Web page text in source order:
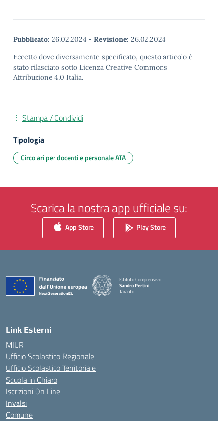
Pubblicato: 26.02.2024 - Revisione: 26.02.2024
Eccetto dove diversamente specificato, questo articolo è
stato rilasciato sotto Licenza Creative Commons
Attribuzione 4.0 Italia.
Stampa / Condividi
Tipologia
Circolari per docenti e personale ATA
Scarica la nostra app ufficiale su:
App Store Play Store
Istituto Comprensivo
Sandro Pertini
Taranto
Link Esterni
MIUR
Ufficio Scolastico Regionale
Ufficio Scolastico Territoriale
Scuola in Chiaro
Iscrizioni On Line
Invalsi
Comune